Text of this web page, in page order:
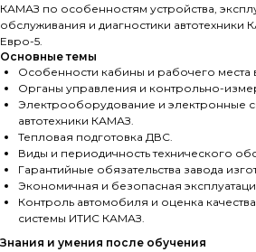
КАМАЗ по особенностям устройства,
обслуживания и диагностики автотехники
Евро-5.
Основные темы
Особенности кабины и рабочего места
Органы управления и контрольно-
Электрооборудование и электронные
автотехники КАМАЗ.
Тепловая подготовка ДВС.
Виды и периодичность технического
Гарантийные обязательства завода
Экономичная и безопасная
Контроль автомобиля и оценка
системы ИТИС КАМАЗ.
Знания и умения после обучения